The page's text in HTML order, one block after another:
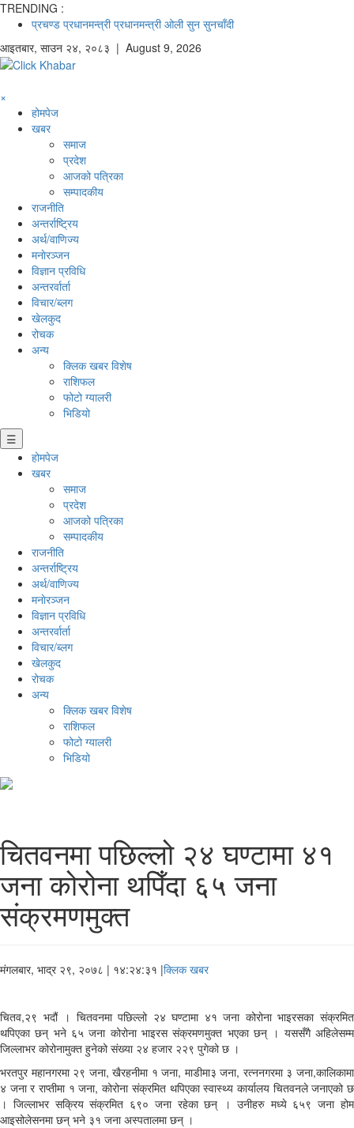
TRENDING :
प्रचण्ड प्रधानमन्त्री प्रधानमन्त्री ओली सुन सुनचाँदी
आइतबार, साउन २४, २०८३ | August 9, 2026
×
होमपेज
खबर
समाज
प्रदेश
आजको पत्रिका
सम्पादकीय
राजनीति
अन्तर्राष्ट्रिय
अर्थ/वाणिज्य
मनाेरञ्जन
विज्ञान प्रविधि
अन्तरर्वार्ता
विचार/ब्लग
खेलकुद
रोचक
अन्य
क्लिक खबर विशेष
राशिफल
फोटो ग्यालरी
भिडियो
☰
होमपेज
खबर
समाज
प्रदेश
आजको पत्रिका
सम्पादकीय
राजनीति
अन्तर्राष्ट्रिय
अर्थ/वाणिज्य
मनाेरञ्जन
विज्ञान प्रविधि
अन्तरर्वार्ता
विचार/ब्लग
खेलकुद
रोचक
अन्य
क्लिक खबर विशेष
राशिफल
फोटो ग्यालरी
भिडियो
चितवनमा पछिल्लो २४ घण्टामा ४१
जना कोरोना थपिँदा ६५ जना
संक्रमणमुक्त
मंगलबार, भाद्र २९, २०७८ | १४:२४:३१ |क्लिक खबर
चितव,२९ भदौं । चितवनमा पछिल्लो २४ घण्टामा ४१ जना कोरोना भाइरसका संक्रमित
थपिएका छन् भने ६५ जना कोरोना भाइरस संक्रमणमुक्त भएका छन् । यससँगै अहिलेसम्म
जिल्लाभर कोरोनामुक्त हुनेको संख्या २४ हजार २२९ पुगेको छ ।
भरतपुर महानगरमा २९ जना, खैरहनीमा १ जना, माडीमा३ जना, रत्ननगरमा ३ जना,कालिकामा
४ जना र राप्तीमा १ जना, कोरोना संक्रमित थपिएका स्वास्थ्य कार्यालय चितवनले जनाएको छ
। जिल्लाभर सक्रिय संक्रमित ६९० जना रहेका छन् । उनीहरु मध्ये ६५९ जना होम
आइसोलेसनमा छन् भने ३१ जना अस्पतालमा छन् ।